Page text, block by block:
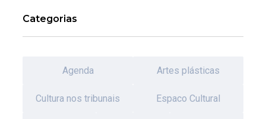
Categorias
Agenda Artes plásticas
Cultura nos tribunais Espaco Cultural